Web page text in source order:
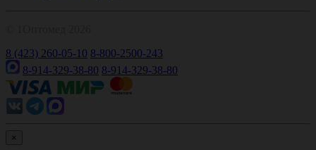
8 (423) 260-05-10 8-800-2500-243
8-914-329-38-80 8-914-329-38-80
×